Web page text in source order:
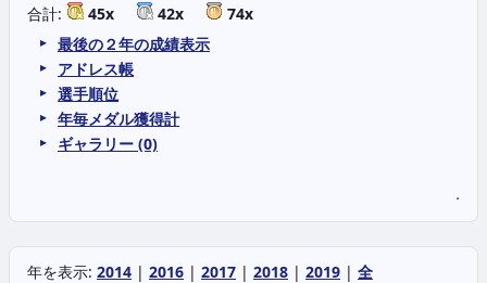
合計: 45x 42x
74x
最後の２年の成績表示
アドレス帳
選手順位
年毎メダル獲得計
ギャラリー (0)
.
年を表示: 2014 | 2016 | 2017 | 2018 | 2019 | 全